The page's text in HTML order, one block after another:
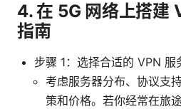
4. 在 5G 网络上搭建
指南
步骤 1：选择合适的 VPN 服
考虑服务器分布、协议支
策和价格。若你经常在旅